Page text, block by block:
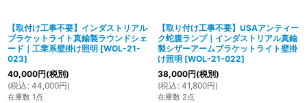
【取付け工事不要】インダストリアル
ブラケットライト真鍮製ラウンドシェ
ード｜工業系壁掛け照明 [WOL-21-
023]
40,000円(税別)
(税込 : 44,000円)
在庫数 1点
【取り付け工事不要】USAアンティー
ク蛇腹ランプ｜インダストリアル真鍮
製シザーアームブラケットライト壁掛
け照明 [WOL-21-022]
38,000円(税別)
(税込 : 41,800円)
在庫数 2点